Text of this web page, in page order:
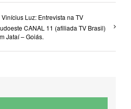
Vinícius Luz: Entrevista na TV
CANAL 11 (afiliada TV Brasil)
Jataí – Goiás.